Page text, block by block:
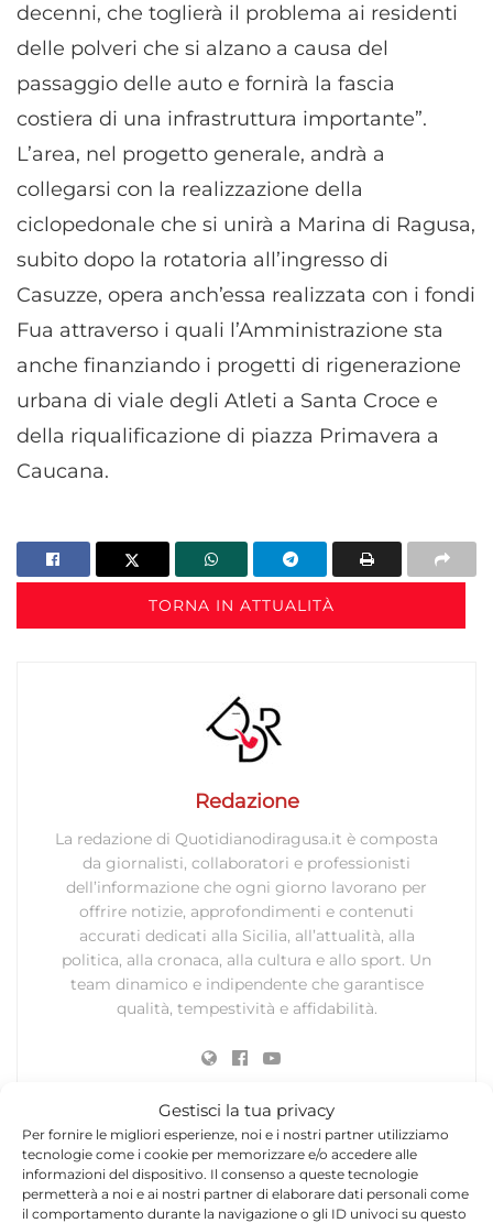
Gestisci la tua privacy
Per fornire le migliori esperienze, noi e i nostri partner utilizziamo
tecnologie come i cookie per memorizzare e/o accedere alle
informazioni del dispositivo. Il consenso a queste tecnologie
permetterà a noi e ai nostri partner di elaborare dati personali come
il comportamento durante la navigazione o gli ID univoci su questo
decenni, che toglierà il problema ai residenti
delle polveri che si alzano a causa del
passaggio delle auto e fornirà la fascia
costiera di una infrastruttura importante”.
L’area, nel progetto generale, andrà a
collegarsi con la realizzazione della
ciclopedonale che si unirà a Marina di Ragusa,
subito dopo la rotatoria all’ingresso di
Casuzze, opera anch’essa realizzata con i fondi
Fua attraverso i quali l’Amministrazione sta
anche finanziando i progetti di rigenerazione
urbana di viale degli Atleti a Santa Croce e
della riqualificazione di piazza Primavera a
Caucana.
TORNA IN ATTUALITÀ
Redazione
La redazione di Quotidianodiragusa.it è composta
da giornalisti, collaboratori e professionisti
dell’informazione che ogni giorno lavorano per
offrire notizie, approfondimenti e contenuti
accurati dedicati alla Sicilia, all’attualità, alla
politica, alla cronaca, alla cultura e allo sport. Un
team dinamico e indipendente che garantisce
qualità, tempestività e affidabilità.
Lascia un commento